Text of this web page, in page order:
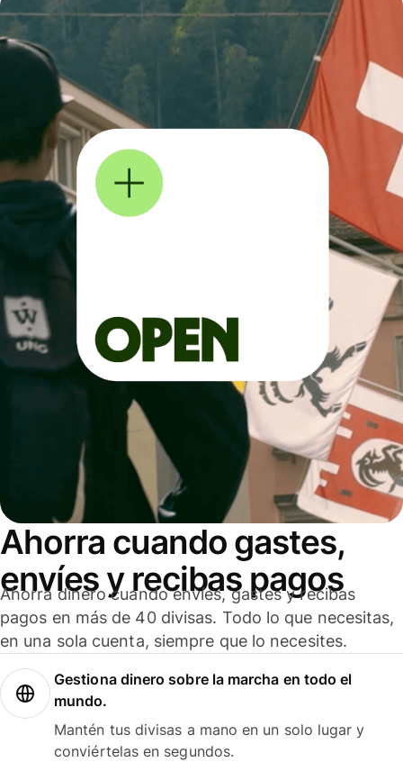
Ahorra cuando gastes,
envíes y recibas pagos
Ahorra dinero cuando envíes, gastes y recibas
pagos en más de 40 divisas. Todo lo que necesitas,
en una sola cuenta, siempre que lo necesites.
Gestiona dinero sobre la marcha en todo el
mundo.
Mantén tus divisas a mano en un solo lugar y
conviértelas en segundos.